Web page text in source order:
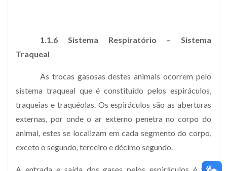
1.1.6 Sistema Respiratório
– Sistema
Traqueal
As trocas gasosas destes animais ocorrem pelo
sistema traqueal que é constituído pelos espiráculos,
traqueias e traquéolas. Os espiráculos são as aberturas
externas, por onde o ar externo penetra no corpo do
animal, estes se localizam em cada segmento do corpo,
exceto o segundo, terceiro e décimo segundo.